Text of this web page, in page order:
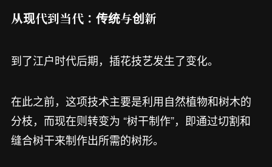
从现代到当代：传统与创新
到了江户时代后期，插花技艺发生了变化。
在此之前，这项技术主要是利用自然植物和树木的
分枝，而现在则转变为 “树干制作”，即通过切割和
缝合树干来制作出所需的树形。